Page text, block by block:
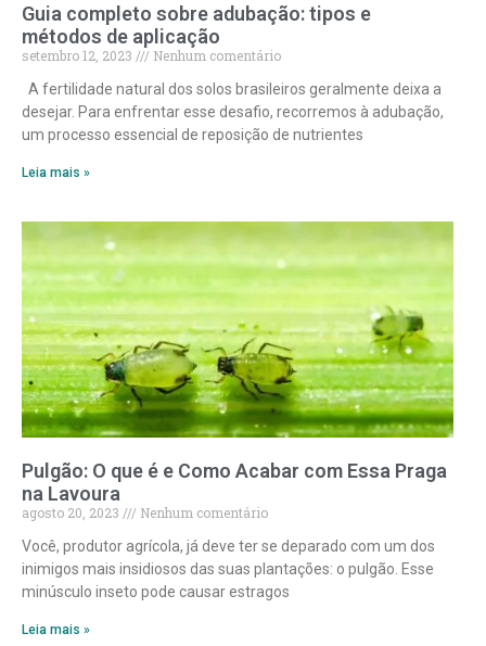
Guia completo sobre adubação: tipos e
métodos de aplicação
setembro 12, 2023
Nenhum comentário
A fertilidade natural dos solos brasileiros geralmente deixa a
desejar. Para enfrentar esse desafio, recorremos à adubação,
um processo essencial de reposição de nutrientes
Leia mais »
Pulgão: O que é e Como Acabar com Essa Praga
na Lavoura
agosto 20, 2023
Nenhum comentário
Você, produtor agrícola, já deve ter se deparado com um dos
inimigos mais insidiosos das suas plantações: o pulgão. Esse
minúsculo inseto pode causar estragos
Leia mais »